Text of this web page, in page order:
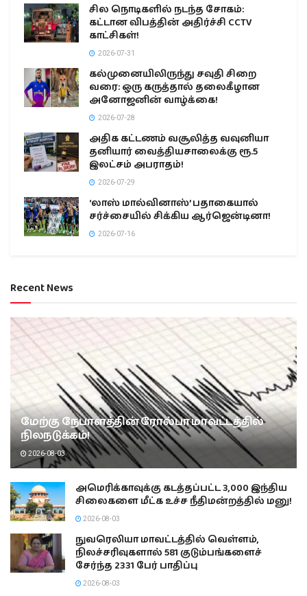
சில நொடிகளில் நடந்த சோகம்:
கட்டான விபத்தின் அதிர்ச்சி CCTV
காட்சிகள்!
2026-07-31
கல்முனையிலிருந்து சவுதி சிறை
வரை: ஒரு கருத்தால் தலைகீழான
அனோஜனின் வாழ்க்கை!
2026-07-28
அதிக கட்டணம் வசூலித்த வவுனியா
தனியார் வைத்தியசாலைக்கு ரூ.5
இலட்சம் அபராதம்!
2026-07-29
‘லாஸ் மால்வினாஸ்’ பதாகையால்
சர்ச்சையில் சிக்கிய ஆர்ஜென்டினா!
2026-07-16
Recent News
மேற்கு நேபாளத்தின் ரோல்பா மாவட்டத்தில்
நிலநடுக்கம்!
2026-08-03
அமெரிக்காவுக்கு கடத்தப்பட்ட 3,000 இந்திய
சிலைகளை மீட்க உச்ச நீதிமன்றத்தில் மனு!
2026-08-03
நுவரெலியா மாவட்டத்தில் வெள்ளம்,
நிலச்சரிவுகளால் 581 குடும்பங்களைச்
சேர்ந்த 2331 பேர் பாதிப்பு
2026-08-03